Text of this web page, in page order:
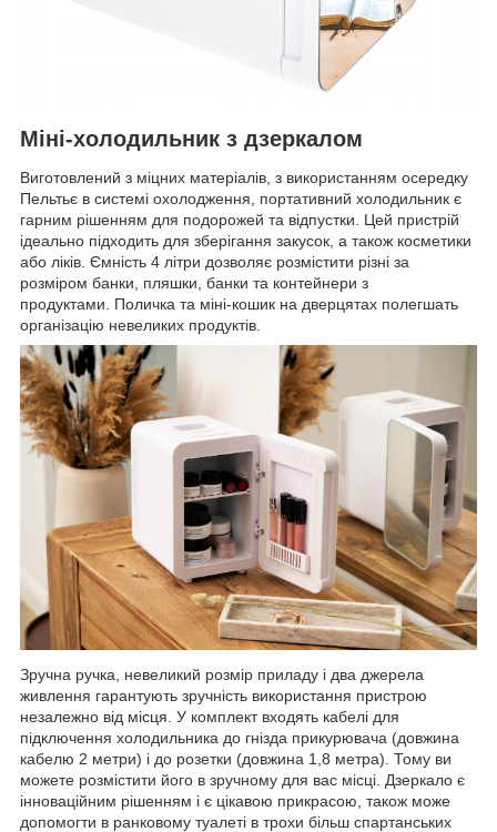
Міні-холодильник з дзеркалом
Виготовлений з міцних матеріалів, з використанням осередку
Пельтьє в системі охолодження, портативний холодильник є
гарним рішенням для подорожей та відпустки. Цей пристрій
ідеально підходить для зберігання закусок, а також косметики
або ліків. Ємність 4 літри дозволяє розмістити різні за
розміром банки, пляшки, банки та контейнери з
продуктами. Поличка та міні-кошик на дверцятах полегшать
організацію невеликих продуктів.
Зручна ручка, невеликий розмір приладу і два джерела
живлення гарантують зручність використання пристрою
незалежно від місця. У комплект входять кабелі для
підключення холодильника до гнізда прикурювача (довжина
кабелю 2 метри) і до розетки (довжина 1,8 метра). Тому ви
можете розмістити його в зручному для вас місці. Дзеркало є
інноваційним рішенням і є цікавою прикрасою, також може
допомогти в ранковому туалеті в трохи більш спартанських